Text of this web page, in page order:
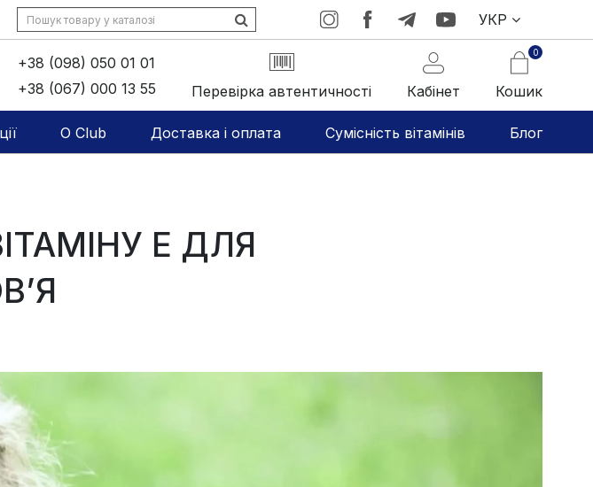
УКР
+38 (098) 050 01 01
+38 (067) 000 13 55
Перевірка автентичності Кабінет
0
Кошик
O Club Доставка і оплата Сумісність вітамінів Блог
Е ДЛЯ